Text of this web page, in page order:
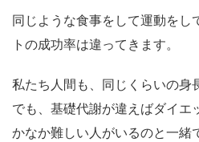
同じような食事をして運動をし
トの成功率は違ってきます。
私たち人間も、同じくらいの身
でも、基礎代謝が違えばダイエ
かなか難しい人がいるのと一緒